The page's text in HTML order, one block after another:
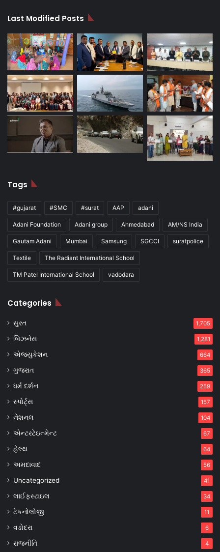
Last Modified Posts
Tags
#gujarat #SMC #surat AAP adani
Adani Foundation Adani group Ahmedabad AM/NS India
Gautam Adani Mumbai Samsung SGCCI suratpolice
Textile The Radiant International School
TM Patel International School vadodara
Categories
સુરત 1,705
બિઝનેસ 1,281
એજ્યુકેશન 664
ગુજરાત 365
ધર્મ દર્શન 259
સ્પોર્ટ્સ 157
નેશનલ 104
એન્ટરટેઇન્મેન્ટ 67
હેલ્થ 64
અમદાવાદ 56
Uncategorized 41
લાઈફસ્ટાઇલ 34
ટેકનોલોજી 11
વડોદરા 6
રાજનીતિ 4